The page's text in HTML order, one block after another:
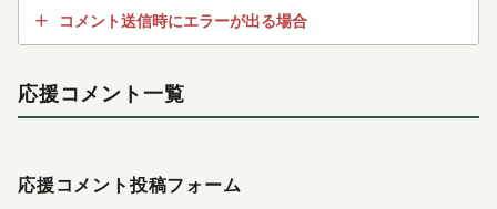
コメント送信時にエラーが出る場合
応援コメント一覧
応援コメント投稿フォーム